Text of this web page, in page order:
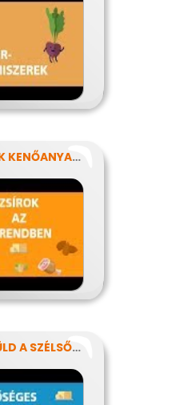
ÉTRENDÜNK KENŐANYAGAI: A ZSÍROK
MIÉRT KERÜLD A SZÉLSŐSÉGES DIÉTÁKAT?